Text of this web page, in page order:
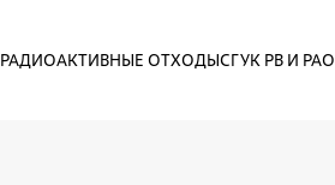
РАДИОАКТИВНЫЕ ОТХОДЫСГУК РВ И РАО